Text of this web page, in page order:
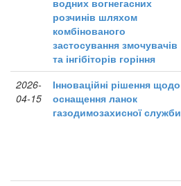
водних вогнегасних
розчинів шляхом
комбінованого
застосування змочувачів
та інгібіторів горіння
2026-
04-15
Інноваційні рішення щодо
оснащення ланок
газодимозахисної служби